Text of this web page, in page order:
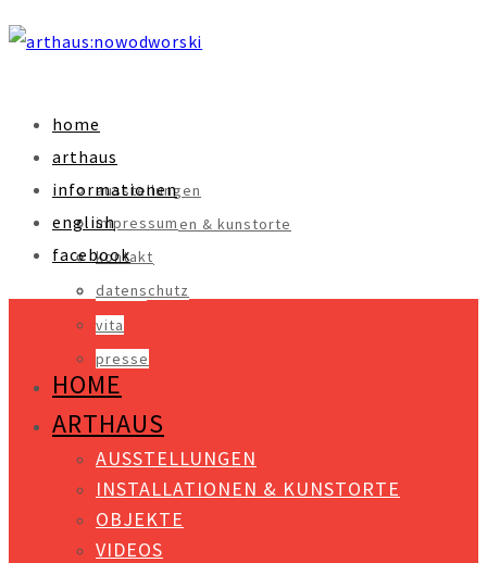
home
arthaus
ausstellungen
installationen & kunstorte
objekte
videos
vita
presse
informationen
impressum
kontakt
datenschutz
english
facebook
HOME
ARTHAUS
AUSSTELLUNGEN
INSTALLATIONEN & KUNSTORTE
OBJEKTE
VIDEOS